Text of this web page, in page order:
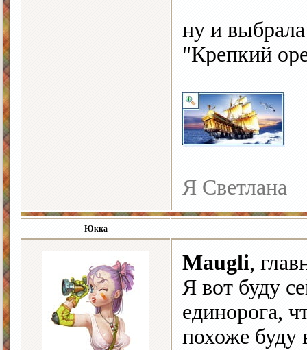
ну и выбрала
"Крепкий
Я Светлана
Юкка
Maugli,
Я вот буду
единорога,
похоже буду